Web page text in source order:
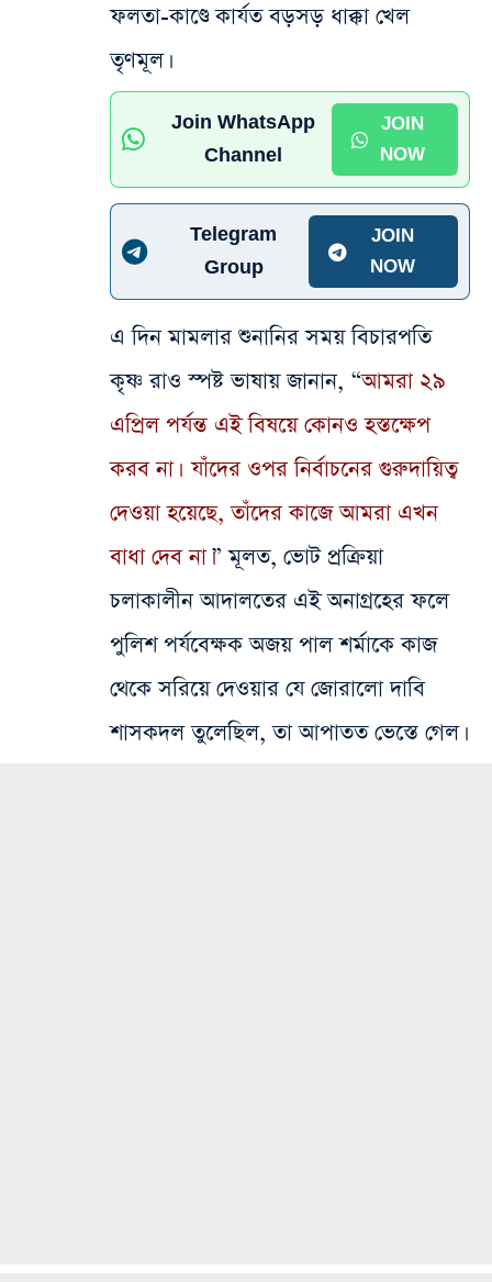
ফলতা-কাণ্ডে কার্যত বড়সড় ধাক্কা খেল
তৃণমূল।
Join WhatsApp
Channel
JOIN
NOW
Telegram
Group
JOIN
NOW
এ দিন মামলার শুনানির সময় বিচারপতি
কৃষ্ণ রাও স্পষ্ট ভাষায় জানান, “আমরা ২৯
এপ্রিল পর্যন্ত এই বিষয়ে কোনও হস্তক্ষেপ
করব না। যাঁদের ওপর নির্বাচনের গুরুদায়িত্ব
দেওয়া হয়েছে, তাঁদের কাজে আমরা এখন
বাধা দেব না।” মূলত, ভোট প্রক্রিয়া
চলাকালীন আদালতের এই অনাগ্রহের ফলে
পুলিশ পর্যবেক্ষক অজয় পাল শর্মাকে কাজ
থেকে সরিয়ে দেওয়ার যে জোরালো দাবি
শাসকদল তুলেছিল, তা আপাতত ভেস্তে গেল।